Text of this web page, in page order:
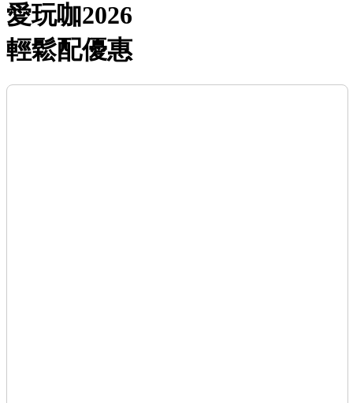
愛玩咖2026
輕鬆配優惠